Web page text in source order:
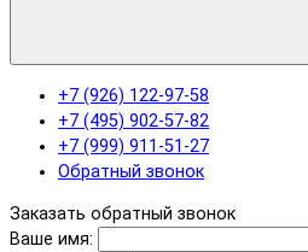
+7 (926) 122-97-58
+7 (495) 902-57-82
+7 (999) 911-51-27
Обратный звонок
Заказать обратный звонок
Ваше имя: